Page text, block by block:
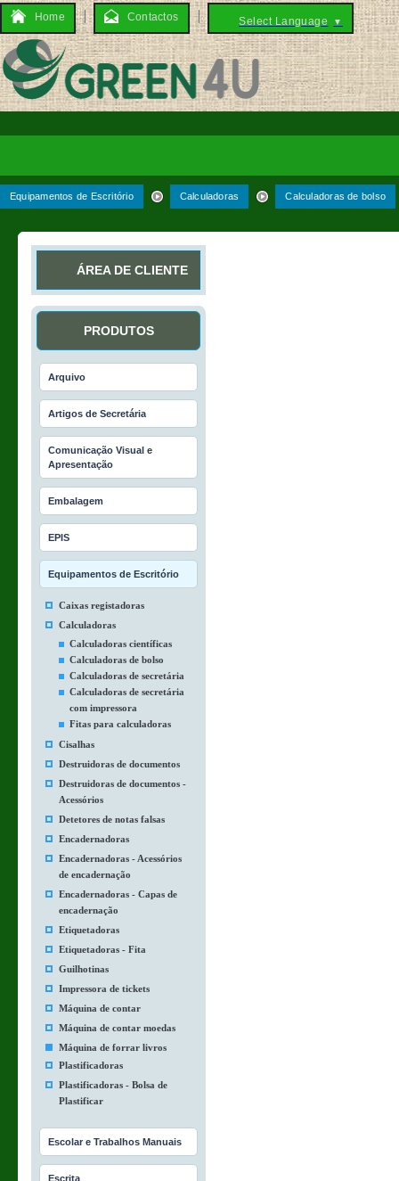
Home Contactos Select Language ▼
Equipamentos de Escritório Calculadoras Calculadoras de bolso
ÁREA DE CLIENTE
PRODUTOS
Arquivo
Artigos de Secretária
Comunicação Visual e
Apresentação
Embalagem
EPIS
Equipamentos de Escritório
Caixas registadoras
Calculadoras
Calculadoras científicas
Calculadoras de bolso
Calculadoras de secretária
Calculadoras de secretária
com impressora
Fitas para calculadoras
Cisalhas
Destruidoras de documentos
Destruidoras de documentos -
Acessórios
Detetores de notas falsas
Encadernadoras
Encadernadoras - Acessórios
de encadernação
Encadernadoras - Capas de
encadernação
Etiquetadoras
Etiquetadoras - Fita
Guilhotinas
Impressora de tickets
Máquina de contar
Máquina de contar moedas
Máquina de forrar livros
Plastificadoras
Plastificadoras - Bolsa de
Plastificar
Escolar e Trabalhos Manuais
Escrita